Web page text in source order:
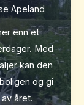
Apeland
enn et
Med
kan den
og gi
året.